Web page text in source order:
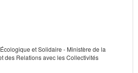
et Solidaire - Ministère de la
des Relations avec les Collectivités